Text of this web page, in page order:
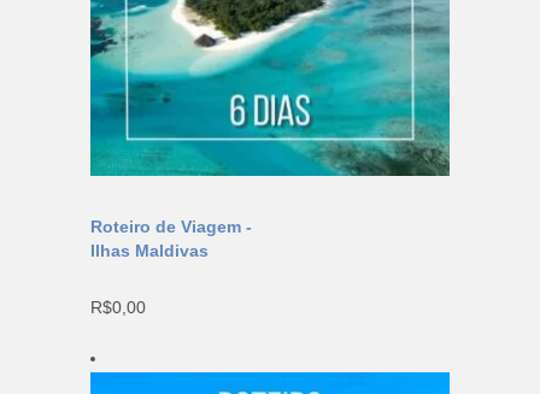
Roteiro de Viagem -
Ilhas Maldivas
R$0,00